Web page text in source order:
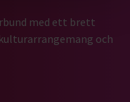
med ett brett
och